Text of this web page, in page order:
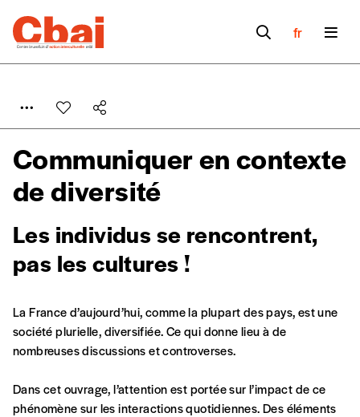
fr
Communiquer en contexte
de diversité
Les individus se rencontrent,
pas les cultures !
Se connecter
Formulaire de
commande
La France d’aujourd’hui, comme la plupart des pays, est une
société plurielle, diversifiée. Ce qui donne lieu à de
nombreuses discussions et controverses.
Dans cet ouvrage, l’attention est portée sur l’impact de ce
phénomène sur les interactions quotidiennes. Des éléments